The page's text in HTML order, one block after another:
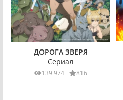
ДОРОГА ЗВЕРЯ
Сериал
139 974 816